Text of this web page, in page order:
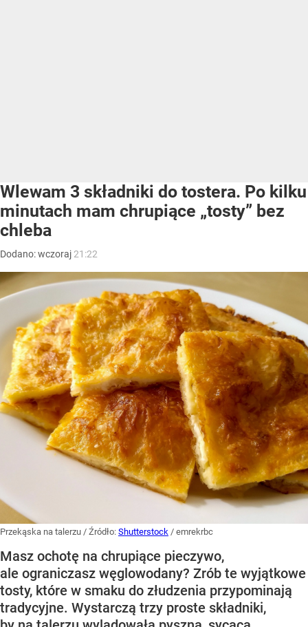
Wlewam 3 składniki do tostera. Po kilku
minutach mam chrupiące „tosty” bez
chleba
Dodano:wczoraj 21:22
Przekąska na talerzu / Źródło: Shutterstock / emrekrbc
Masz ochotę na chrupiące pieczywo,
ale ograniczasz węglowodany? Zrób te wyjątkowe
tosty, które w smaku do złudzenia przypominają
tradycyjne. Wystarczą trzy proste składniki,